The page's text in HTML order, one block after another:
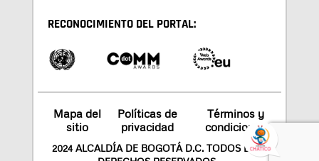
RECONOCIMIENTO DEL PORTAL:
Mapa del
sitio
Políticas de
privacidad
Términos y
condiciones
2024 ALCALDÍA DE BOGOTÁ D.C. TODOS LOS